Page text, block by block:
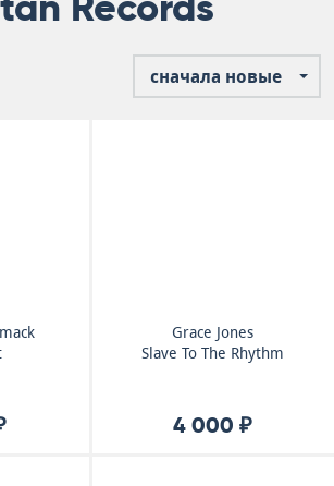
сначала новые
Grace Jones
Slave To The Rhythm
4 000 ₽